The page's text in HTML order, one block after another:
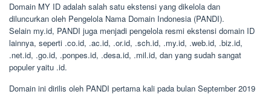
Domain MY ID adalah salah satu ekstensi yang dikelola dan
diluncurkan oleh Pengelola Nama Domain Indonesia (PANDI).
Selain my.id, PANDI juga menjadi pengelola resmi ekstensi domain ID
lainnya, seperti .co.id, .ac.id, .or.id, .sch.id, .my.id, .web.id, .biz.id,
.net.id, .go.id, .ponpes.id, .desa.id, .mil.id, dan yang sudah sangat
populer yaitu .id.
Domain ini dirilis oleh PANDI pertama kali pada bulan September 2019